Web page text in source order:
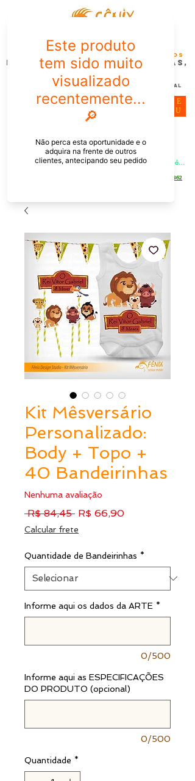
FÊNIX DESIGN STUDIO | Design
Gráfico| Desenvolvimento de Produtos
Personalizados para Pessoas,
Empresas e EventoS
Lembrancinhas, Brindes promocionais,
Decoração, Presentes e Comunicação Visual
PEDIDOS PELO CHAT OU WHATSAPP: Informe os produtos,
quantidade e o CEP ou endereço de entrega e receba um link já
ME
NU
[21] 9 6546 4862
Kit Mêsversário
Personalizado:
Body + Topo +
40 Bandeirinhas
Nenhuma avaliação
R$ 84,45 Preço
R$ 66,90Preço
Calcular frete
Quantidade de Bandeirinhas *
Informe aqui os dados da ARTE *
0/500
Informe aqui as ESPECIFICAÇÕES
DO PRODUTO (opcional)
0/500
Quantidade *